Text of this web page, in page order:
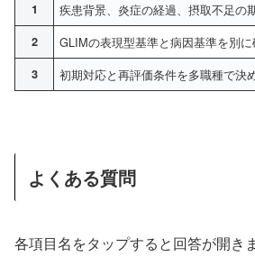
1 疾患背景、炎症の経過、摂取不足の
2 GLIMの表現型基準と病因基準を別
3 初期対応と再評価条件を多職種で決
よくある質問
各項目名をタップすると回答が開きま